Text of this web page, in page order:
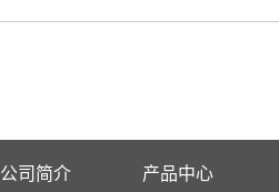
公司简介 产品中心